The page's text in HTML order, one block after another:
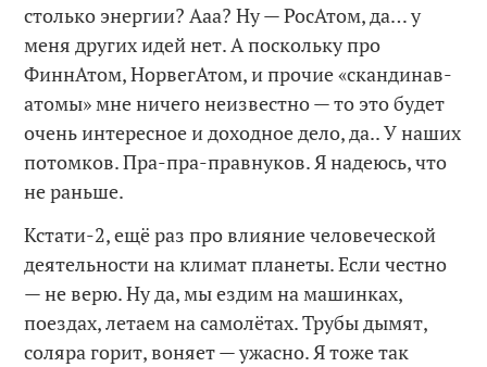
столько энергии? Ааа? Ну — РосАтом, да… у
меня других идей нет. А поскольку про
ФиннАтом, НорвегАтом, и прочие «скандинав-
атомы» мне ничего неизвестно — то это будет
очень интересное и доходное дело, да.. У наших
потомков. Пра-пра-правнуков. Я надеюсь, что
не раньше.
Кстати-2, ещё раз про влияние человеческой
деятельности на климат планеты. Если честно
— не верю. Ну да, мы ездим на машинках,
поездах, летаем на самолётах. Трубы дымят,
соляра горит, воняет — ужасно. Я тоже так